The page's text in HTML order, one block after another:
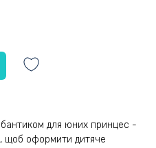
для юних принцес -
щоб оформити дитяче